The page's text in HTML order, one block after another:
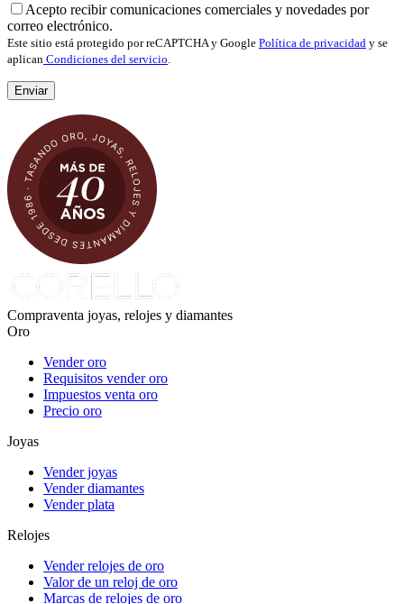
Acepto recibir comunicaciones comerciales y novedades por
correo electrónico.
Este sitio está protegido por reCAPTCHA y Google Política de privacidad y se
aplican Condiciones del servicio
Compraventa joyas, relojes y diamantes
Oro
Vender oro
Requisitos vender oro
Impuestos venta oro
Precio oro
Joyas
Vender joyas
Vender diamantes
Vender plata
Relojes
Vender relojes de oro
Valor de un reloj de oro
Marcas de relojes de oro